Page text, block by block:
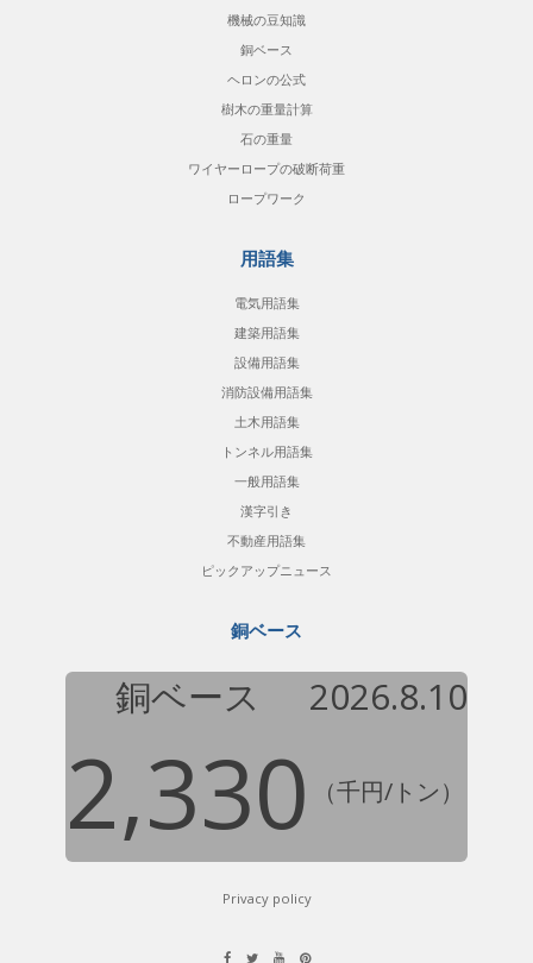
機械の豆知識
銅ベース
ヘロンの公式
樹木の重量計算
石の重量
ワイヤーロープの破断荷重
ロープワーク
用語集
電気用語集
建築用語集
設備用語集
消防設備用語集
土木用語集
トンネル用語集
一般用語集
漢字引き
不動産用語集
ピックアップニュース
銅ベース
銅ベース 2026.8.10
2,330 （千円/トン）
Privacy policy